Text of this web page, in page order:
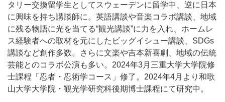
タリー交換留学生としてスウェーデンに留学中、逆に日本
に興味を持ち講談師に。英語講談や音楽コラボ講談、地域
に残る物語に光を当てる“観光講談”に力を入れ、ホームレ
ス経験者への取材を元にしたビッグイシュー講談、 SDGs
講談など創作多数。
さらに文楽や吉本新喜劇、地域の伝統
芸能とのコラボ公演も多い。2024年3月三重大学大学院修
士課程「忍者・忍術学コース」修了。2024年4月より和歌
山大学大学院・観光学研究科後期博士課程にて研究中。